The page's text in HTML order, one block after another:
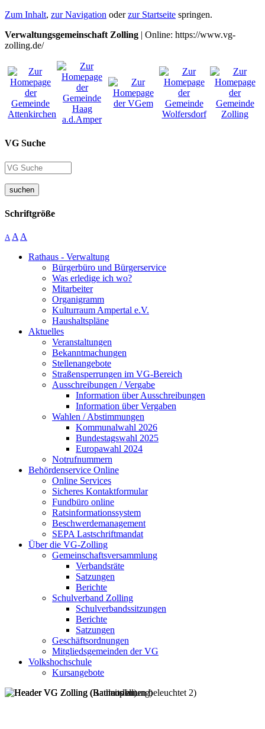
Zum Inhalt, zur Navigation oderzur Startseite springen.
Verwaltungsgemeinschaft Zolling | Online: https://www.vg-
zolling.de/
VG Suche
suchen
Schriftgröße
A A A
Rathaus - Verwaltung
Bürgerbüro und Bürgerservice
Was erledige ich wo?
Mitarbeiter
Organigramm
Kulturraum Ampertal e.V.
Haushaltspläne
Aktuelles
Veranstaltungen
Bekanntmachungen
Stellenangebote
Straßensperrungen im VG-Bereich
Ausschreibungen / Vergabe
Information über Ausschreibungen
Information über Vergaben
Wahlen / Abstimmungen
Kommunalwahl 2026
Bundestagswahl 2025
Europawahl 2024
Notrufnummern
Behördenservice Online
Online Services
Sicheres Kontaktformular
Fundbüro online
Ratsinformationssystem
Beschwerdemanagement
SEPA Lastschriftmandat
Über die VG-Zolling
Gemeinschaftsversammlung
Verbandsräte
Satzungen
Berichte
Schulverband Zolling
Schulverbandssitzungen
Berichte
Satzungen
Geschäftsordnungen
Mitgliedsgemeinden der VG
Volkshochschule
Kursangebote